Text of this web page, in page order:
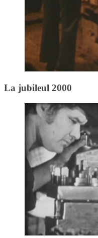
La jubileul 2000